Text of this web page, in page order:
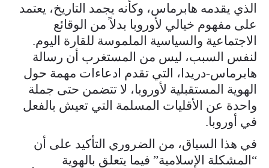
الذي يقدمه هابرماس، وكأنه يجمد التاريخ، يعتمد
على مفهوم خيالي لأوروبا بدلاً من الوقائع
الاجتماعية والسياسية الملموسة للقارة اليوم.
لنفس السبب، ليس من المستغرب أن رسالة
هابرماس-دريدا، التي تقدم ادعاءات مهمة حول
الهوية المستقبلية لأوروبا، لا تتضمن حتى جملة
واحدة عن الأقليات المسلمة التي تعيش بالفعل
في أوروبا.
في هذا السياق، من الضروري التأكيد على أن
“المشكلة الإسلامية” فيما يتعلق بالهوية